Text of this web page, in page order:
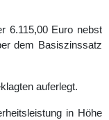
6.115,00 Euro nebst
dem Basiszinssatz
auferlegt.
in Höhe